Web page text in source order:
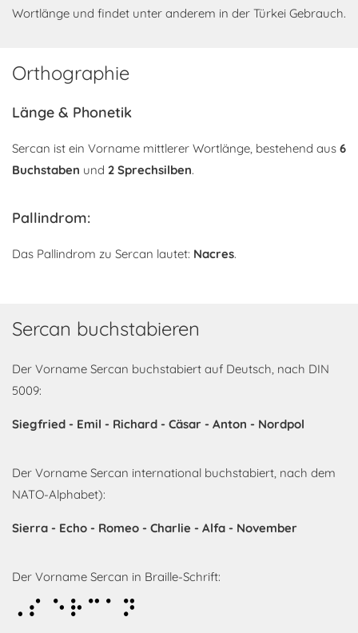
Wortlänge und findet unter anderem in der Türkei Gebrauch.
Orthographie
Länge & Phonetik
Sercan ist ein Vorname mittlerer Wortlänge, bestehend aus 6
Buchstaben und 2 Sprechsilben.
Pallindrom:
Das Pallindrom zu Sercan lautet: Nacres.
Sercan buchstabieren
Der Vorname Sercan buchstabiert auf Deutsch, nach DIN
5009:
Siegfried - Emil - Richard - Cäsar - Anton - Nordpol
Der Vorname Sercan international buchstabiert, nach dem
NATO-Alphabet):
Sierra - Echo - Romeo - Charlie - Alfa - November
Der Vorname Sercan in Braille-Schrift:
Sercan